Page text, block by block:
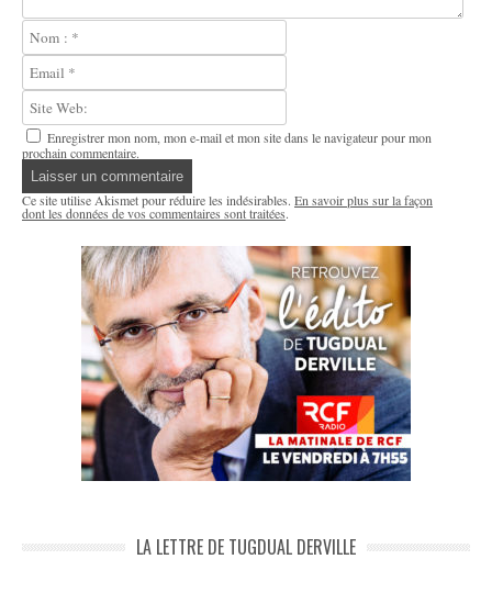
Enregistrer mon nom, mon e-mail et mon site dans le navigateur pour mon
prochain commentaire.
Ce site utilise Akismet pour réduire les indésirables. En savoir plus sur la façon
dont les données de vos commentaires sont traitées.
LA LETTRE DE TUGDUAL DERVILLE